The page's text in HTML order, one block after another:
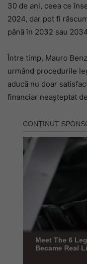
30 de ani, ceea ce
2024, dar pot fi
până în 2032 sau
Între timp, Mauro
urmând procedurile
aducă nu doar
financiar neașteptat